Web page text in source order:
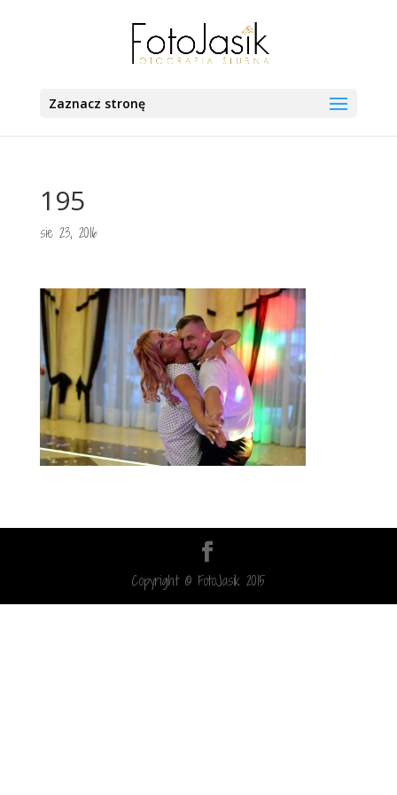
Zaznacz stronę
195
sie 23, 2016
Copyright © FotoJasik 2015